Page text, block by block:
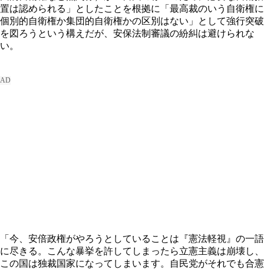
置は認められる」としたことを根拠に「最高裁のいう自衛権に
個別的自衛権か集団的自衛権かの区別はない」として強行突破
を図ろうという構えだが、安保法制審議の紛糾は避けられな
い。
「今、安倍政権がやろうとしていることは『憲法軽視』の一語
に尽きる。こんな暴挙を許してしまったら立憲主義は崩壊し、
この国は独裁国家になってしまいます。自民党がそれでも合憲